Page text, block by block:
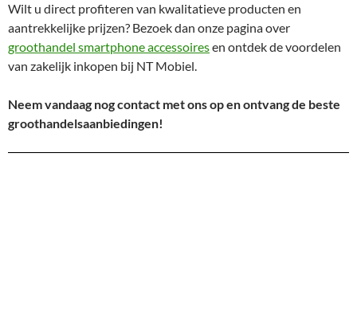
Wilt u direct profiteren van kwalitatieve producten en
aantrekkelijke prijzen? Bezoek dan onze pagina over
groothandel smartphone accessoiresen ontdek de voordelen
van zakelijk inkopen bij NT Mobiel.
Neem vandaag nog contact met ons op en ontvang de beste
groothandelsaanbiedingen!